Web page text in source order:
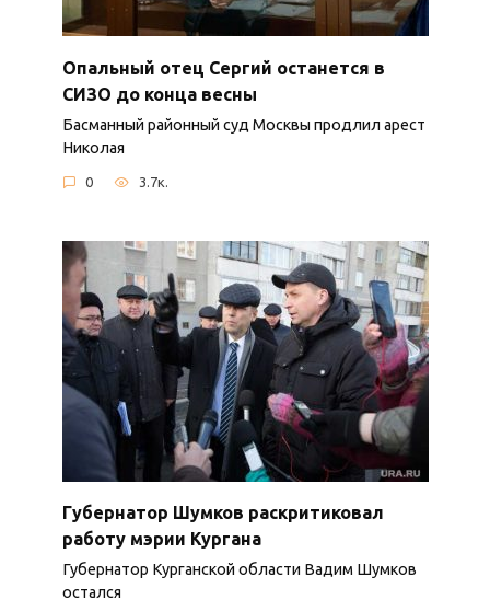
Опальный отец Сергий останется в
СИЗО до конца весны
Басманный районный суд Москвы продлил арест
Николая
0 3.7к.
Губернатор Шумков раскритиковал
работу мэрии Кургана
Губернатор Курганской области Вадим Шумков
остался